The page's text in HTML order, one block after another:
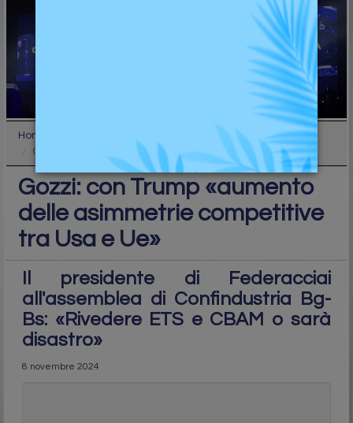
Home
Gozzi: con Trump «aumento delle asimmetrie competi...
Gozzi: con Trump «aumento
delle asimmetrie competitive
tra Usa e Ue»
Il presidente di Federacciai
all'assemblea di Confindustria Bg-
Bs: «Rivedere ETS e CBAM o sarà
disastro»
8 novembre 2024